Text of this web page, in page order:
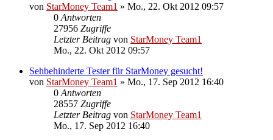
von StarMoney Team1 » Mo., 22. Okt 2012 09:57
0 Antworten
27956 Zugriffe
Letzter Beitrag von StarMoney Team1
Mo., 22. Okt 2012 09:57
Sehbehinderte Tester für StarMoney gesucht!
von StarMoney Team1 » Mo., 17. Sep 2012 16:40
0 Antworten
28557 Zugriffe
Letzter Beitrag von StarMoney Team1
Mo., 17. Sep 2012 16:40